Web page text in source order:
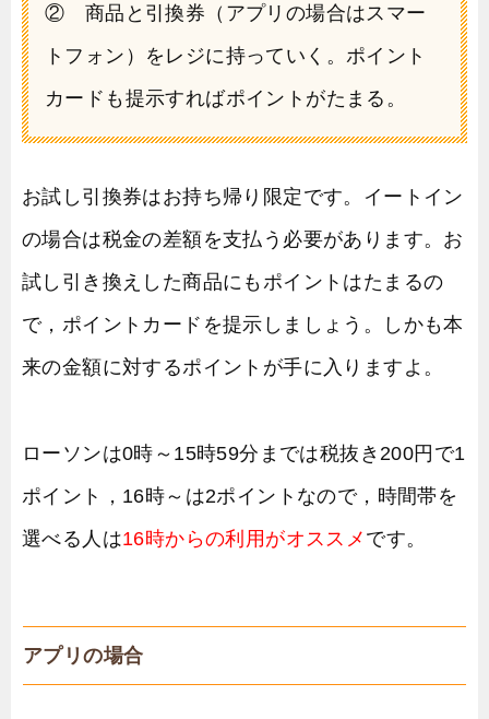
② 商品と引換券（アプリの場合はスマー
トフォン）をレジに持っていく。ポイント
カードも提示すればポイントがたまる。
お試し引換券はお持ち帰り限定です。イートイン
の場合は税金の差額を支払う必要があります。お
試し引き換えした商品にもポイントはたまるの
で，ポイントカードを提示しましょう。しかも本
来の金額に対するポイントが手に入りますよ。
ローソンは0時～15時59分までは税抜き200円で1
ポイント，16時～は2ポイントなので，時間帯を
選べる人は16時からの利用がオススメ です。
アプリの場合